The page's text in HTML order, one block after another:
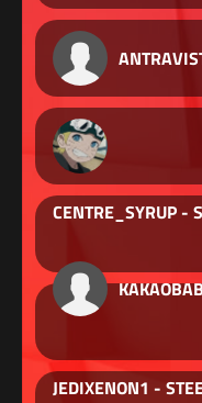
CENTRE_SYRUP -
JEDIXENON1 -